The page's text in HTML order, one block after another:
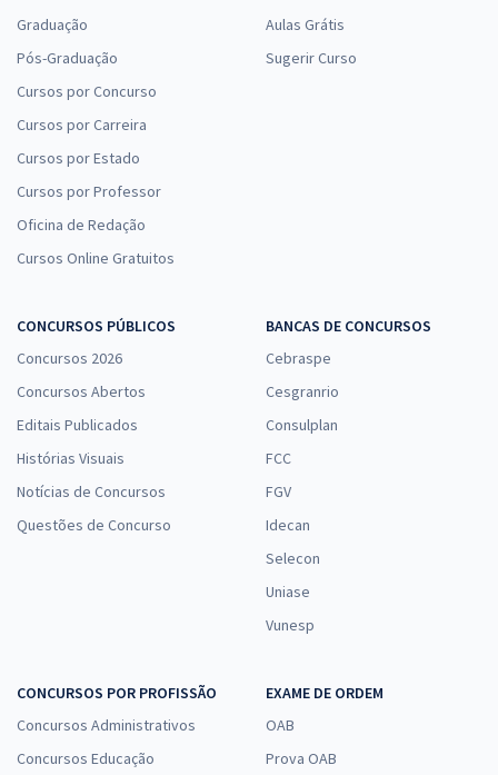
Graduação
Pós-Graduação
Cursos por Concurso
Cursos por Carreira
Cursos por Estado
Cursos por Professor
Oficina de Redação
Cursos Online Gratuitos
Aulas Grátis
Sugerir Curso
CONCURSOS PÚBLICOS
Concursos 2026
Concursos Abertos
Editais Publicados
Histórias Visuais
Notícias de Concursos
Questões de Concurso
BANCAS DE CONCURSOS
Cebraspe
Cesgranrio
Consulplan
FCC
FGV
Idecan
Selecon
Uniase
Vunesp
CONCURSOS POR PROFISSÃO
Concursos Administrativos
Concursos Educação
EXAME DE ORDEM
OAB
Prova OAB